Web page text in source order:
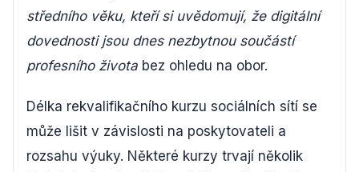
středního věku, kteří si uvědomují, že digitální
dovednosti jsou dnes nezbytnou součástí
profesního života bez ohledu na obor.
Délka rekvalifikačního kurzu sociálních sítí se
může lišit v závislosti na poskytovateli a
rozsahu výuky. Některé kurzy trvají několik